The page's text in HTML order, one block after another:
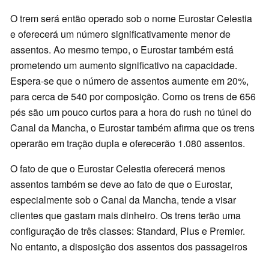
O trem será então operado sob o nome Eurostar Celestia
e oferecerá um número significativamente menor de
assentos. Ao mesmo tempo, o Eurostar também está
prometendo um aumento significativo na capacidade.
Espera-se que o número de assentos aumente em 20%,
para cerca de 540 por composição. Como os trens de 656
pés são um pouco curtos para a hora do rush no túnel do
Canal da Mancha, o Eurostar também afirma que os trens
operarão em tração dupla e oferecerão 1.080 assentos.
O fato de que o Eurostar Celestia oferecerá menos
assentos também se deve ao fato de que o Eurostar,
especialmente sob o Canal da Mancha, tende a visar
clientes que gastam mais dinheiro. Os trens terão uma
configuração de três classes: Standard, Plus e Premier.
No entanto, a disposição dos assentos dos passageiros